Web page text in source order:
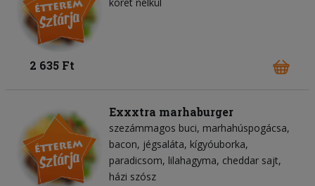
2 635 Ft
Exxxtra marhaburger
szezámmagos buci marhahúspogácsa
bacon jégsaláta kígyóuborka
paradicsom lilahagyma cheddar sajt
házi szósz